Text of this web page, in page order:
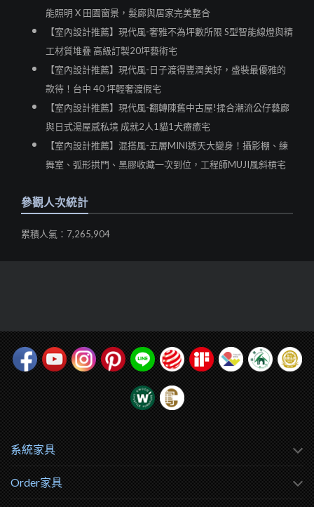
能照明 X 田園窗景，髮廊與居家完美整合
【室內設計推薦】現代風-奢雅不為坪數所限 S型智能線燈與精
工材質堆疊 高級訂製20坪藝術宅
【室內設計推薦】現代風-日子渡得豐潤美好，盛裝最優雅的
款待！台中 40 坪輕奢渡假宅
【室內設計推薦】現代風-翻轉陳舊中古屋!揉合潮流公仔藝廊
與日式湯屋感私境 成就2人1貓1犬療癒宅
【室內設計推薦】混搭風-五層MINI透天大變身！攝影棚、練
舞室、弧形拱門、黑膠收藏一次到位，工程師MUJI風斜槓宅
參觀人次統計
累積人氣：7,265,904
系統家具
Order家具